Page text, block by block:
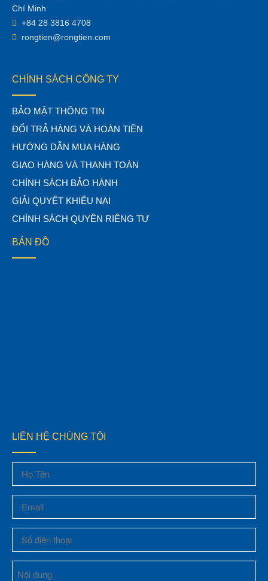
Chí Minh
+84 28 3816 4708
rongtien@rongtien.com
CHÍNH SÁCH CÔNG TY
BẢO MẬT THÔNG TIN
ĐỔI TRẢ HÀNG VÀ HOÀN TIỀN
HƯỚNG DẪN MUA HÀNG
GIAO HÀNG VÀ THANH TOÁN
CHÍNH SÁCH BẢO HÀNH
GIẢI QUYẾT KHIẾU NẠI
CHÍNH SÁCH QUYỀN RIÊNG TƯ
BẢN ĐỒ
LIÊN HỆ CHÚNG TÔI